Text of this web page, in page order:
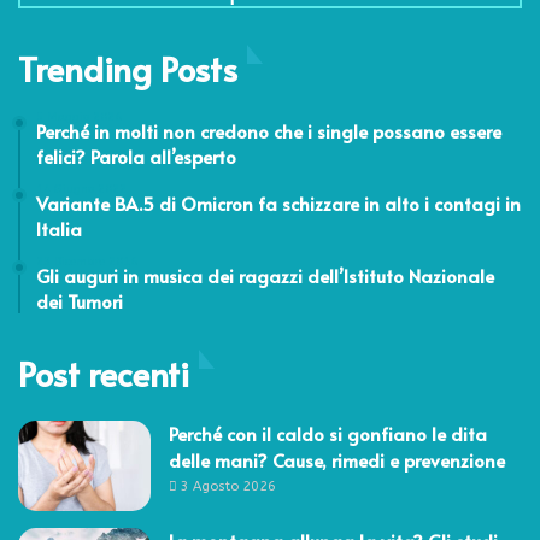
Trending Posts
Perché in molti non credono che i single possano essere
felici? Parola all’esperto
Variante BA.5 di Omicron fa schizzare in alto i contagi in
Italia
Gli auguri in musica dei ragazzi dell’Istituto Nazionale
dei Tumori
Post recenti
Perché con il caldo si gonfiano le dita
delle mani? Cause, rimedi e prevenzione
3 Agosto 2026